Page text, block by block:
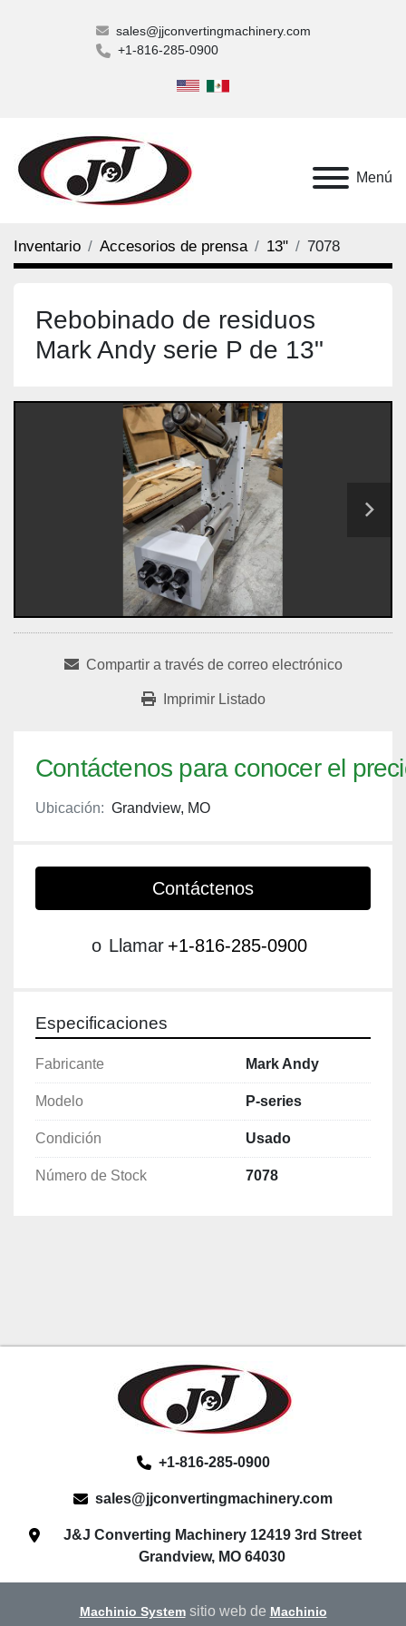
sales@jjconvertingmachinery.com
+1-816-285-0900
Menú
Inventario Accesorios de prensa 13" 7078
Rebobinado de residuos
Mark Andy serie P de 13"
Compartir a través de correo electrónico
Imprimir Listado
Contáctenos para conocer el
Ubicación: Grandview, MO
Contáctenos
o Llamar +1-816-285-0900
Especificaciones
Fabricante Mark Andy
Modelo P-series
Condición Usado
Número de Stock 7078
+1-816-285-0900
sales@jjconvertingmachinery.com
J&J Converting Machinery 12419 3rd Street
Grandview, MO 64030
Machinio Systemsitio web de Machinio